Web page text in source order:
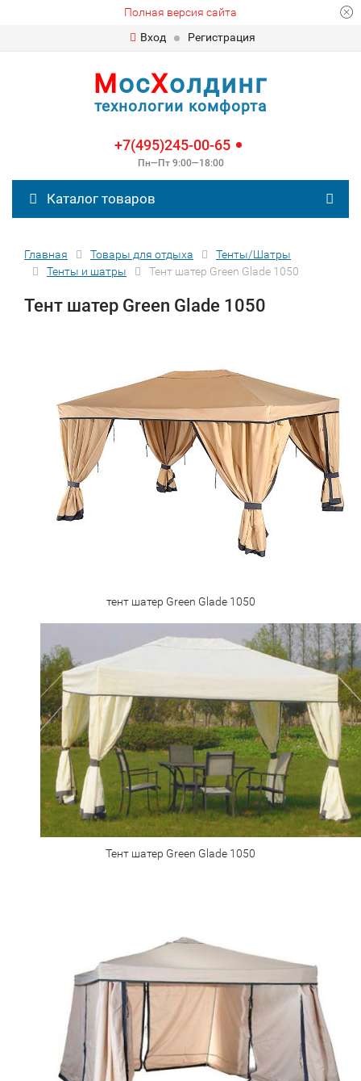
Полная версия сайта
Вход
Регистрация
МосХолдинг
технологии комфорта
+7(495)245-00-65
Пн—Пт 9:00—18:00
Каталог товаров
Главная Товары для отдыха
Тенты/Шатры
Тенты и шатры
Тент шатер Green Glade 1050
Тент шатер Green Glade 1050
тент шатер Green Glade 1050
Тент шатер Green Glade 1050